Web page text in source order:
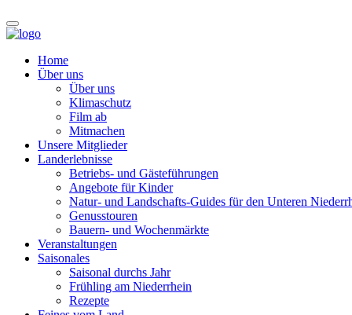
Home
Über uns
Über uns
Klimaschutz
Film ab
Mitmachen
Unsere Mitglieder
Landerlebnisse
Betriebs- und Gästeführungen
Angebote für Kinder
Natur- und Landschafts-Guides für den Unteren
Genusstouren
Bauern- und Wochenmärkte
Veranstaltungen
Saisonales
Saisonal durchs Jahr
Frühling am Niederrhein
Rezepte